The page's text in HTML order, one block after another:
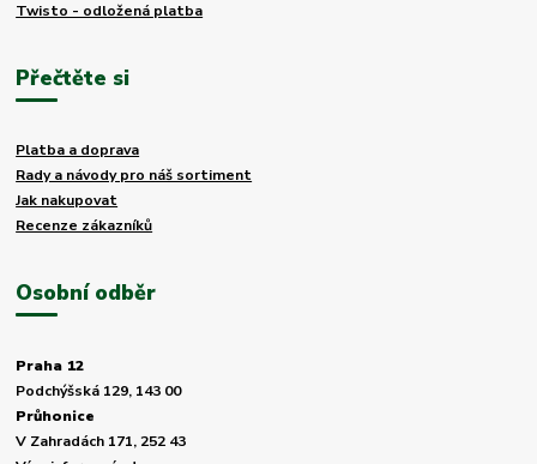
Twisto - odložená platba
Přečtěte si
Platba a doprava
Rady a návody pro náš sortiment
Jak nakupovat
Recenze zákazníků
Osobní odběr
Praha 12
Podchýšská 129, 143 00
Průhonice
V Zahradách 171, 252 43